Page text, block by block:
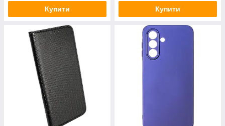
Купити Купити